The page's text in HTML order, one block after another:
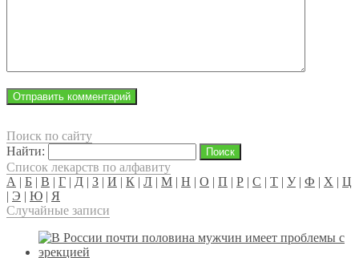
Поиск по сайту
Найти:
Список лекарств по алфавиту
А | Б | В | Г | Д | З | И | К | Л | М | Н | О | П | Р | С | Т | У| Ф | Х | Ц
| Э | Ю | Я
Случайные записи